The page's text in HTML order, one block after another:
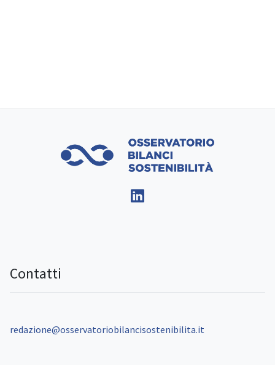
Contatti
redazione@osservatoriobilancisostenibilita.it